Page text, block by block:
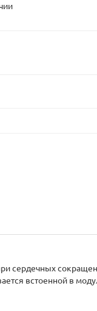
сердечных
встоенной в